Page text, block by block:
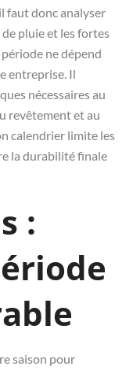
faut donc analyser
de pluie et les fortes
ne dépend
entreprise. Il
nécessaires au
revêtement et au
calendrier limite les
la durabilité finale
:
saison pour